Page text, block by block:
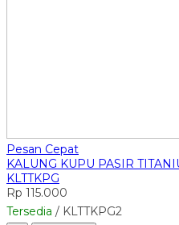
Pesan Cepat
KALUNG KUPU PASIR
KLTTKPG
Rp 115.000
Tersedia / KLTTKPG2